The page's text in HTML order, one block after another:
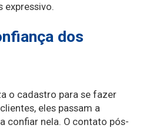
expressivo.
dos
o cadastro para se fazer
eles passam a
confiar nela. O contato pós-